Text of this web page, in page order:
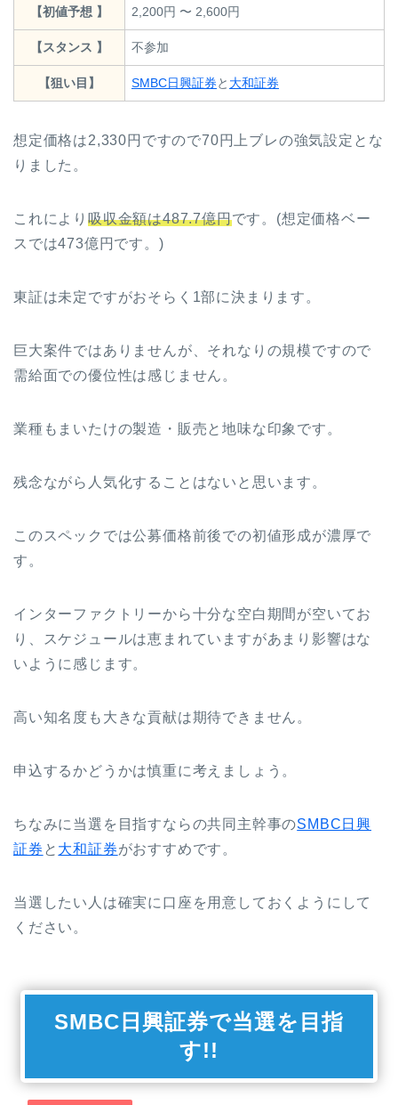
【初値予想 】 2,200円 〜 2,600円
【スタンス 】 不参加
【狙い目】 SMBC日興証券と 大和証券
想定価格は2,330円ですので70円上ブレの強気設定とな
りました。
これにより 吸収金額は487.7億円です。(想定価格ベー
スでは473億円です。)
東証は未定ですがおそらく1部に決まります。
巨大案件ではありませんが、それなりの規模ですので
需給面での優位性は感じません。
業種もまいたけの製造・販売と地味な印象です。
残念ながら人気化することはないと思います。
このスペックでは公募価格前後での初値形成が濃厚で
す。
インターファクトリーから十分な空白期間が空いてお
り、スケジュールは恵まれていますがあまり影響はな
いように感じます。
高い知名度も大きな貢献は期待できません。
申込するかどうかは慎重に考えましょう。
ちなみに当選を目指すならの共同主幹事のSMBC日興
証券 と 大和証券がおすすめです。
当選したい人は確実に口座を用意しておくようにして
ください。
SMBC日興証券で当選を目指
す!!